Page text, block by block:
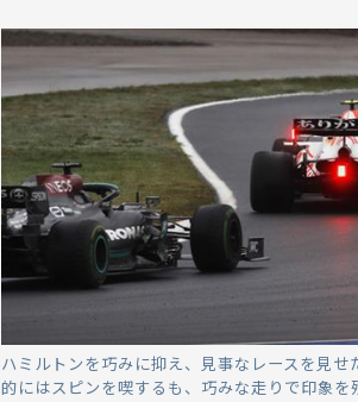
ハミルトンを巧みに抑え、見事なレースを見せ
的にはスピンを喫するも、巧みな走りで印象を